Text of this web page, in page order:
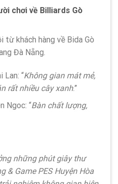
chơi về Billiards Gò
từ khách hàng về Bida Gò
Đà Nẵng.
Lan: “Không gian mát mẻ,
rất nhiều cây xanh.”
Ngoc: “Bàn chất lượng,
những phút giây thư
& Game PES Huyện Hòa